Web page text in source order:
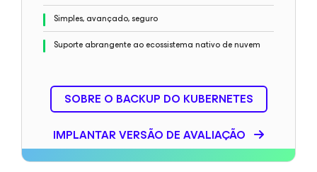
Simples, avançado, seguro
Suporte abrangente ao ecossistema nativo de nuvem
SOBRE O BACKUP DO KUBERNETES
IMPLANTAR VERSÃO DE AVALIAÇÃO